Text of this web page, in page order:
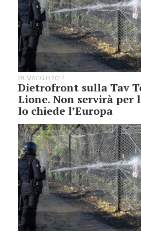
28 MAGGIO 2014
Dietrofront sulla Tav
Lione. Non servirà per
lo chiede l’Europa